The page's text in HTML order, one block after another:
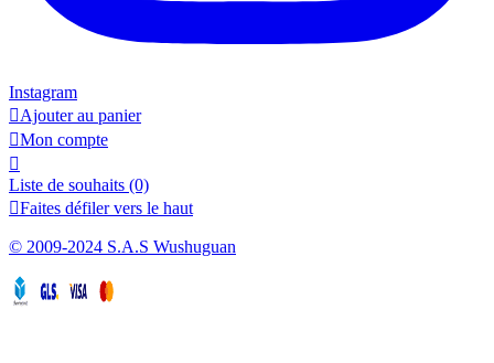
Instagram
Ajouter au panier
Mon compte

Liste de souhaits (0)
Faites défiler vers le haut
© 2009-2024 S.A.S Wushuguan